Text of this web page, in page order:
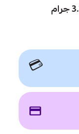
💳
payment